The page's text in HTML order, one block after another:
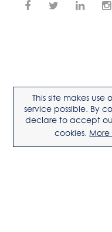
This site makes
service possible. By
declare to accept
cookies.More